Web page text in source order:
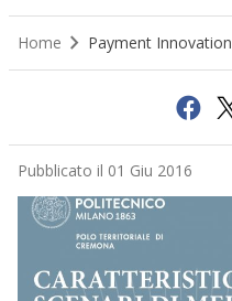
Home Payment Innovation
Pubblicato il 01 Giu 2016